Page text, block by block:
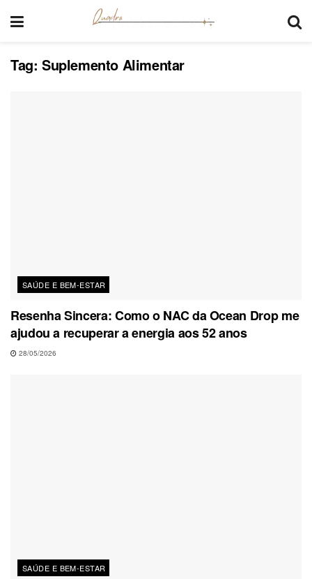
Tag: Suplemento Alimentar
SAÚDE E BEM-ESTAR
Resenha Sincera: Como o NAC da Ocean Drop me
ajudou a recuperar a energia aos 52 anos
28/05/2026
SAÚDE E BEM-ESTAR